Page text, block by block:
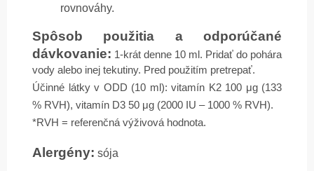
rovnováhy.
Spôsob použitia a odporúčané
dávkovanie: 1-krát denne 10 ml. Pridať do pohára
vody alebo inej tekutiny. Pred použitím pretrepať.
Účinné látky v ODD (10 ml): vitamín K2 100 μg (133
% RVH), vitamín D3 50 μg (2000 IU – 1000 % RVH).
*RVH = referenčná výživová hodnota.
Alergény: sója